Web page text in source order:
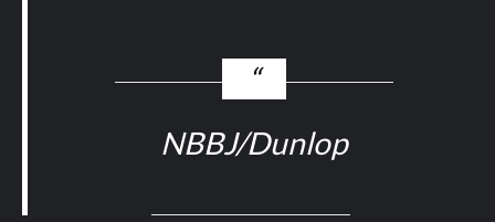
NBBJ/Dunlop